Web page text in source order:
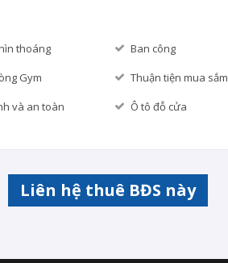
thoáng Ban công
Gym Thuận tiện mua sắm
và an toàn Ô tô đỗ cửa
Liên hệ thuê BĐS này